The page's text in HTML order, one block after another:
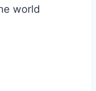
world